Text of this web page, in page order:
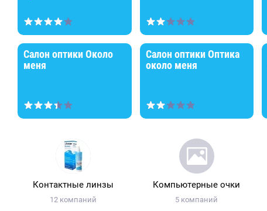
Салон оптики Около
меня
Салон оптики Оптика
около меня
Контактные линзы
12 компаний
Компьютерные очки
5 компаний